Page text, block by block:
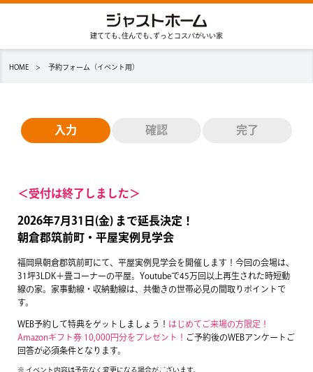
建てても､住んでも､ずっとコスパがいい家
HOME 予約フォーム（イベント用）
入力 確認 完了
＜受付は終了しました＞
2026年7月31日(金) まで延長決定！
朝倉郡筑前町・平屋実例見学会
福岡県朝倉郡筑前町にて、平屋実例見学会を開催します！今回の会場は、
31坪3LDK＋畳コーナーの平屋。Youtubeで45万回以上再生された時短動
線の家。家事動線・収納動線は、共働きの世帯必見の間取りポイントで
す。
WEB予約して特典をゲットしましょう！ はじめてご来場の方限定！
Amazonギフト券 10,000円分をプレゼント！ ご予約後のWEBアンケートご
回答が必須条件となります。
※ イベント内容は予告なく変更になる場合がございます。